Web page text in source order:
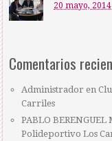
20 mayo, 2014
Comentarios
Administrador en
Carriles
PABLO BERENGUEL
Polideportivo Los